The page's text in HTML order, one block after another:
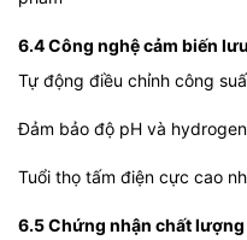
6.4 Công nghệ cảm biến
Tự động điều chỉnh công
Đảm bảo độ pH và
Tuổi thọ tấm điện cực cao
6.5 Chứng nhận chất